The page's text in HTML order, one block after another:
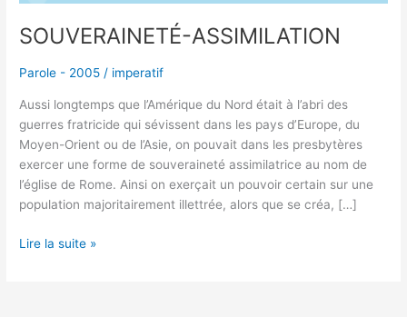
SOUVERAINETÉ-ASSIMILATION
Parole - 2005 / imperatif
Aussi longtemps que l’Amérique du Nord était à l’abri des
guerres fratricide qui sévissent dans les pays d’Europe, du
Moyen-Orient ou de l’Asie, on pouvait dans les presbytères
exercer une forme de souveraineté assimilatrice au nom de
l’église de Rome. Ainsi on exerçait un pouvoir certain sur une
population majoritairement illettrée, alors que se créa, […]
Lire la suite »